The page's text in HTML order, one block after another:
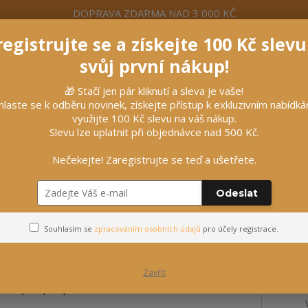
DOPRAVA ZDARMA NAD 3 000 KČ
Více Nevíte si rady? Zavolejte. +420
Vybavení stájí Vozatajství
se a získejte 100 Kč
svůj první nákup!
🎁 Stačí jen pár kliknutí a sleva je vaše!
se k odběru novinek, získejte přístup k exkluzivním
využijte 100 Kč slevu na váš nákup.
Slevu lze uplatnit při objednávce nad 500 Kč.
Nečekejte! Zaregistrujte se teď a ušetřete.
Odeslat
Souhlasím se zpracováním osobních údajů pro účely registrace.
Zavřít